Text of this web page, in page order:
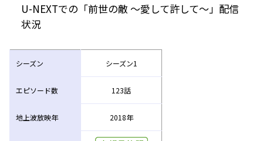
U-NEXTでの「前世の敵 ～愛して許して～」配信
状況
シーズン シーズン1
エピソード数 123話
地上波放映年 2018年